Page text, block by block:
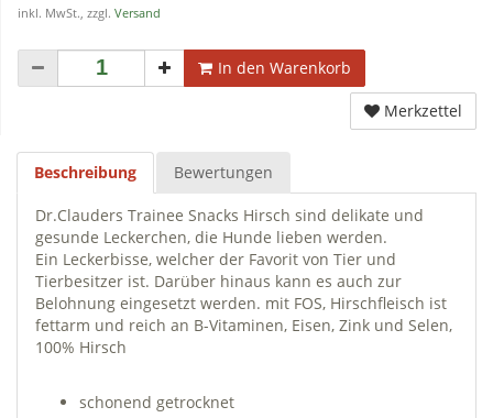
inkl. MwSt., zzgl. Versand
In den Warenkorb
Merkzettel
Beschreibung Bewertungen
Dr.Clauders Trainee Snacks Hirsch sind delikate und
gesunde Leckerchen, die Hunde lieben werden.
Ein Leckerbisse, welcher der Favorit von Tier und
Tierbesitzer ist. Darüber hinaus kann es auch zur
Belohnung eingesetzt werden. mit FOS, Hirschfleisch ist
fettarm und reich an B-Vitaminen, Eisen, Zink und Selen,
100% Hirsch
schonend getrocknet